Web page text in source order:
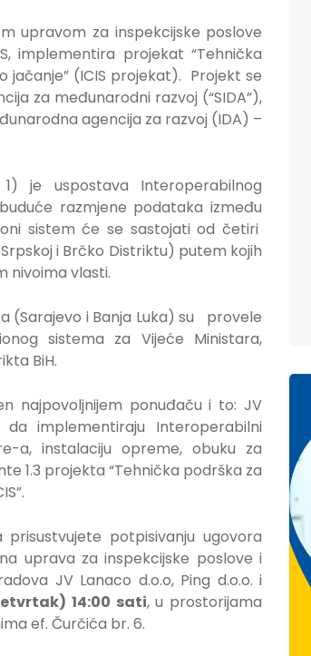
upravom za inspekcijske poslove
implementira projekat “Tehnička
jačanje” (ICIS projekat). Projekt se
za međunarodni razvoj (“SIDA”),
agencija za razvoj (IDA) –
je uspostava Interoperabilnog
razmjene podataka između
sistem će se sastojati od četiri
i Brčko Distriktu) putem kojih
nivoima vlasti.
(Sarajevo i Banja Luka) su provele
sistema za Vijeće Ministara,
BiH.
najpovoljnijem ponuđaču i to: JV
implementiraju Interoperabilni
a, instalaciju opreme, obuku za
1.3 projekta “Tehnička podrška za
potpisivanju ugovora
uprava za inspekcijske poslove i
JV Lanaco d.o.o, Ping d.o.o. i
14:00 sati, u prostorijama
ef. Čurčića br. 6.